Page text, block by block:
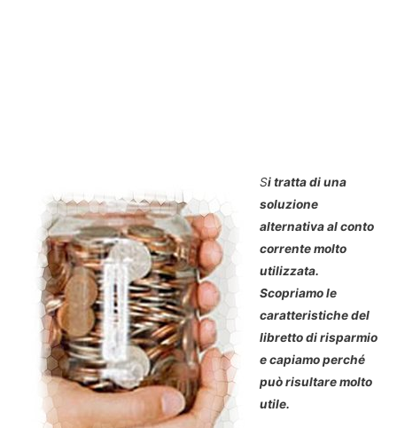
Si tratta di una
soluzione
alternativa al conto
corrente molto
utilizzata.
Scopriamo le
caratteristiche del
libretto di risparmio
e capiamo perché
può risultare molto
utile.